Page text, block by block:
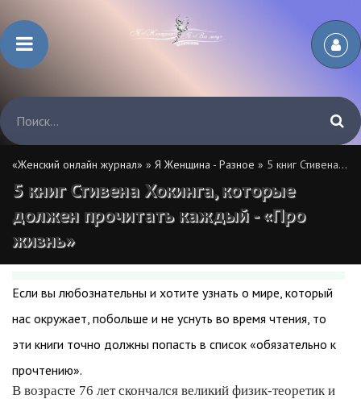
«Женский онлайн журнал» » Я Женщина - Разное » 5 книг Стивена Хокинга, которые должен прочитать каждый - «Про жизнь»
5 книг Стивена Хокинга, которые
должен прочитать каждый - «Про
жизнь»
Если вы любознательны и хотите узнать о мире, который
нас окружает, побольше и не уснуть во время чтения, то
эти книги точно должны попасть в список «обязательно к
прочтению».
В возрасте 76 лет скончался великий физик-теоретик и